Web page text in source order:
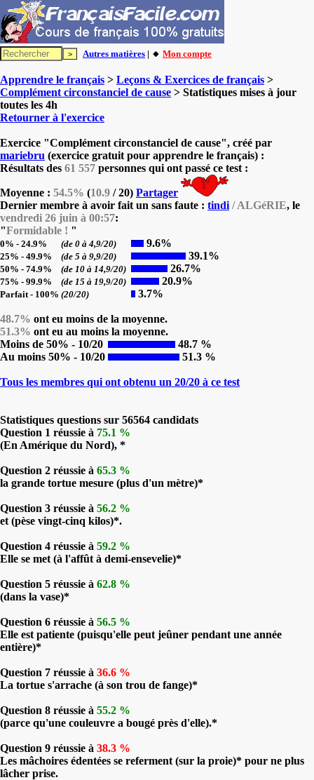
Autres matières | 🔸 Mon compte
Apprendre le français > Leçons & Exercices de français >
Complément circonstanciel de cause > Statistiques mises à jour
toutes les 4h
Retourner à l'exercice
Exercice "Complément circonstanciel de cause", créé par
mariebru (exercice gratuit pour apprendre le français) :
Résultats des 61 557 personnes qui ont passé ce test :
Moyenne : 54.5% (10.9 / 20) Partager
Dernier membre à avoir fait un sans faute : tindi / ALGéRIE, le
vendredi 26 juin à 00:57:
"Formidable ! "
0% - 24.9% (de 0 à 4,9/20) 9.6%
25% - 49.9% (de 5 à 9,9/20) 39.1%
50% - 74.9% (de 10 à 14,9/20) 26.7%
75% - 99.9% (de 15 à 19,9/20) 20.9%
Parfait - 100% (20/20) 3.7%
48.7% ont eu moins de la moyenne.
51.3% ont eu au moins la moyenne.
Moins de 50% - 10/20
48.7 %
Au moins 50% - 10/20
51.3 %
Tous les membres qui ont obtenu un 20/20 à ce test
Statistiques questions sur 56564 candidats
Question 1 réussie à 75.1 %
(En Amérique du Nord), *
Question 2 réussie à 65.3 %
la grande tortue mesure (plus d'un mètre)*
Question 3 réussie à 56.2 %
et (pèse vingt-cinq kilos)*.
Question 4 réussie à 59.2 %
Elle se met (à l'affût à demi-ensevelie)*
Question 5 réussie à 62.8 %
(dans la vase)*
Question 6 réussie à 56.5 %
Elle est patiente (puisqu'elle peut jeûner pendant une année
entière)*
Question 7 réussie à 36.6 %
La tortue s'arrache (à son trou de fange)*
Question 8 réussie à 55.2 %
(parce qu'une couleuvre a bougé près d'elle).*
Question 9 réussie à 38.3 %
Les mâchoires édentées se referment (sur la proie)* pour ne plus
lâcher prise.